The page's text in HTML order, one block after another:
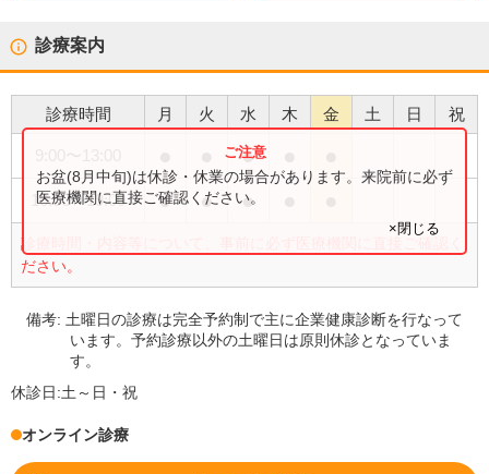
診療案内
診療時間 月 火 水 木 金 土 日 祝
●
16:00〜19:00 ● ● ●
診療時間・内容等について、事前に必ず医療機関に直接ご確認く
ださい。
お盆(8月中旬)は休診・休業の場合があります。来院前に必ず
医療機関に直接ご確認ください。
×閉じる
備考: 土曜日の診療は完全予約制で主に企業健康診断を行なって
います。予約診療以外の土曜日は原則休診となっていま
す。
休診日:土～日・祝
オンライン診療